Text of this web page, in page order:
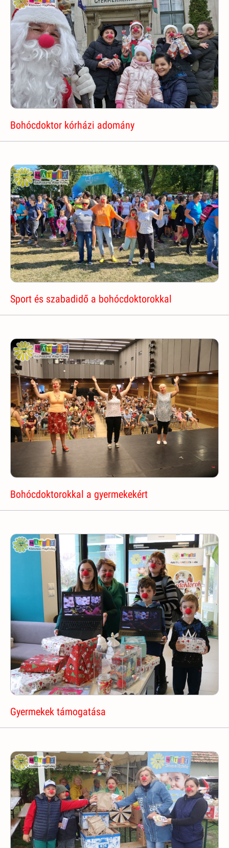
Bohócdoktor kórházi adomány
Sport és szabadidő a bohócdoktorokkal
Bohócdoktorokkal a gyermekekért
Gyermekek támogatása